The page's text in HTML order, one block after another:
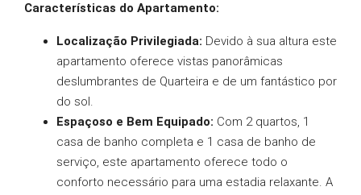
Características do Apartamento:
Localização Privilegiada: Devido à sua altura este
apartamento oferece vistas panorâmicas
deslumbrantes de Quarteira e de um fantástico por
do sol.
Espaçoso e Bem Equipado: Com 2 quartos, 1
casa de banho completa e 1 casa de banho de
serviço, este apartamento oferece todo o
conforto necessário para uma estadia relaxante. A